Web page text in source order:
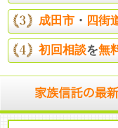
成田市 ・ 四街
初回相談を無